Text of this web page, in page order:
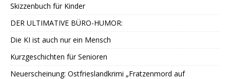
Skizzenbuch für Kinder
DER ULTIMATIVE BÜRO-HUMOR:
Die KI ist auch nur ein Mensch
Kurzgeschichten für Senioren
Neuerscheinung: Ostfrieslandkrimi „Fratzenmord auf